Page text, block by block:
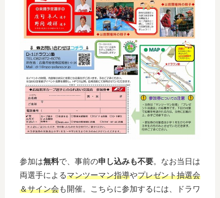
参加は無料で、事前の申し込みも不要。なお当日は
両選手によるマンツーマン指導やプレゼント抽選会
＆サイン会も開催。こちらに参加するには、ドラワ